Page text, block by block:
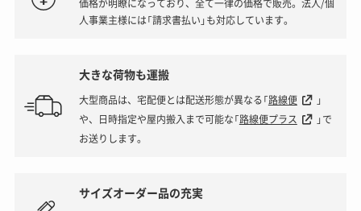
価格が明瞭になっており、全て一律の価格で販売。法人/個
人事業主様には「請求書払い」も対応しています。
大きな荷物も運搬
大型商品は、宅配便とは配送形態が異なる「路線便
」
や、日時指定や屋内搬入まで可能な「路線便プラス
」で
お送りします。
サイズオーダー品の充実